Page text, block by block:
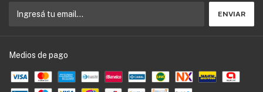
Medios de pago